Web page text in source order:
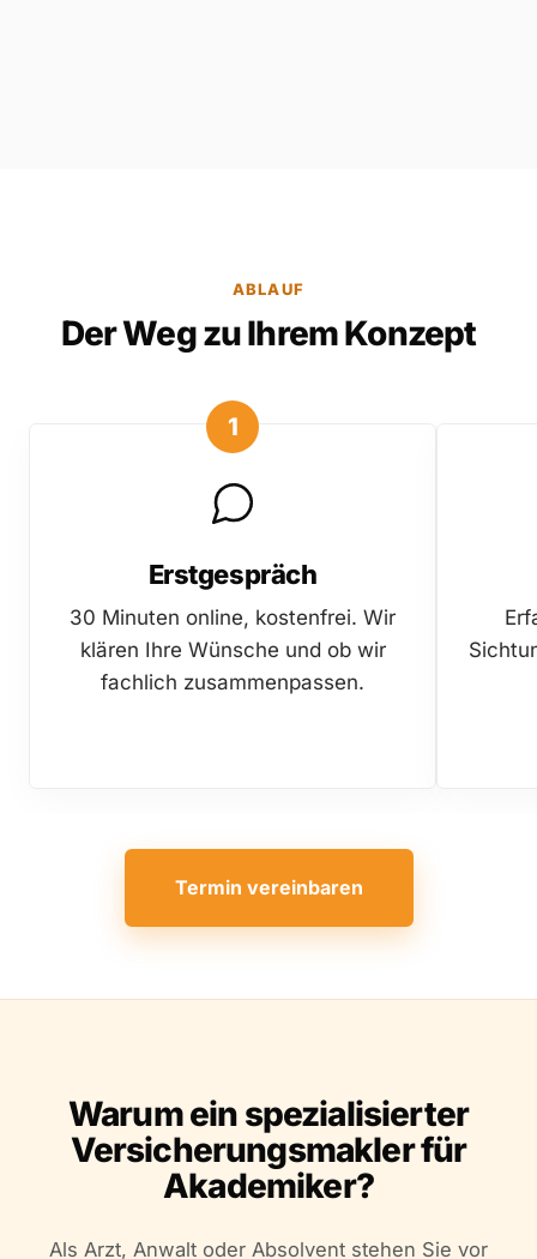
ABLAUF
Der Weg zu Ihrem Konzept
1
Erstgespräch
30 Minuten online, kostenfrei. Wir
klären Ihre Wünsche und ob wir
fachlich zusammenpassen.
Termin vereinbaren
Warum ein spezialisierter
Versicherungsmakler für
Akademiker?
Als Arzt, Anwalt oder Absolvent stehen Sie vor